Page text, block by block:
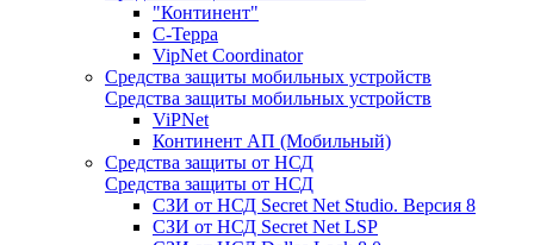
"Континент"
С-Терра
VipNet Coordinator
Средства защиты мобильных устройств
Средства защиты мобильных устройств
ViPNet
Континент АП (Мобильный)
Средства защиты от НСД
Средства защиты от НСД
СЗИ от НСД Secret Net Studio. Версия 8
СЗИ от НСД Secret Net LSP